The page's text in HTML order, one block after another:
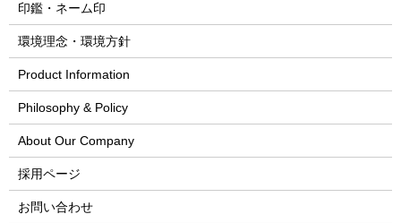
印鑑・ネーム印
環境理念・環境方針
Product Information
Philosophy & Policy
About Our Company
採用ページ
お問い合わせ